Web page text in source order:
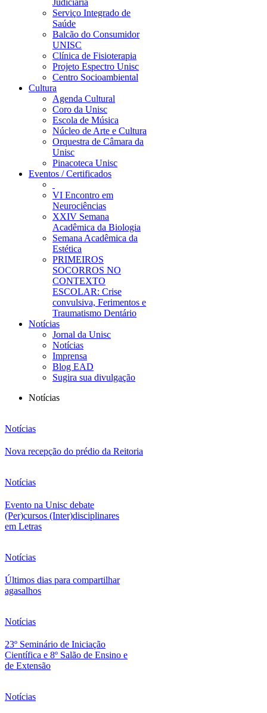
Judiciária
Serviço Integrado de
Saúde
Balcão do Consumidor
UNISC
Clínica de Fisioterapia
Projeto Espectro Unisc
Centro Socioambiental
Cultura
Agenda Cultural
Coro da Unisc
Escola de Música
Núcleo de Arte e Cultura
Orquestra de Câmara da
Unisc
Pinacoteca Unisc
Eventos / Certificados
VI Encontro em
Neurociências
XXIV Semana
Acadêmica da Biologia
Semana Acadêmica da
Estética
PRIMEIROS
SOCORROS NO
CONTEXTO
ESCOLAR: Crise
convulsiva, Ferimentos e
Traumatismo Dentário
Notícias
Jornal da Unisc
Notícias
Imprensa
Blog EAD
Sugira sua divulgação
Notícias
Notícias
Nova recepção do prédio da Reitoria
Notícias
Evento na Unisc debate
(Per)cursos (Inter)disciplinares
em Letras
Notícias
Últimos dias para compartilhar
agasalhos
Notícias
23º Seminário de Iniciação
Científica e 8º Salão de Ensino e
de Extensão
Notícias